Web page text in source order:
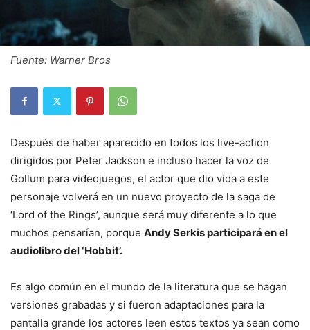
Fuente: Warner Bros
Después de haber aparecido en todos los live-action
dirigidos por Peter Jackson e incluso hacer la voz de
Gollum para videojuegos, el actor que dio vida a este
personaje volverá en un nuevo proyecto de la saga de
‘Lord of the Rings’, aunque será muy diferente a lo que
muchos pensarían, porque Andy Serkis participará en el
audiolibro del ‘Hobbit’.
Es algo común en el mundo de la literatura que se hagan
versiones grabadas y si fueron adaptaciones para la
pantalla grande los actores leen estos textos ya sean como